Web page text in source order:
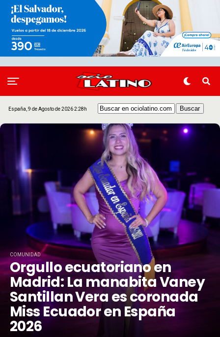
España, 9 de Agosto de 2026 2:28h
COMUNIDAD
Orgullo ecuatoriano en
Madrid: La manabita Vaney
Santillan Vera es coronada
Miss Ecuador en España
2026